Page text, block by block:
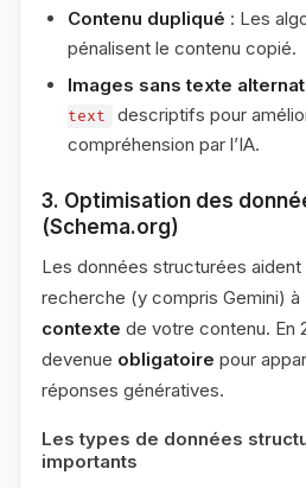
Contenu dupliqué : Les
pénalisent le contenu copié.
Images sans texte
text
descriptifs pour
compréhension par l’IA.
3. Optimisation des
(Schema.org)
Les données structurées
recherche (y compris Gemini) à
contexte de votre contenu. En
devenue obligatoire pour
réponses génératives.
Les types de données
importants